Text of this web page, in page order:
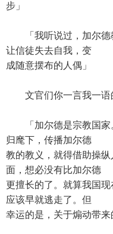
步」
「我听说过，加尔德
让信徒失去自我，变
成随意摆布的人偶」
文官们你一言我一语
「加尔德是宗教国家
归麾下，传播加尔德
教的教义，就得借助操
面，想必没有比加尔德
更擅长的了。就算我国现
应该早就逃走了。但
幸运的是，关于煽动带来